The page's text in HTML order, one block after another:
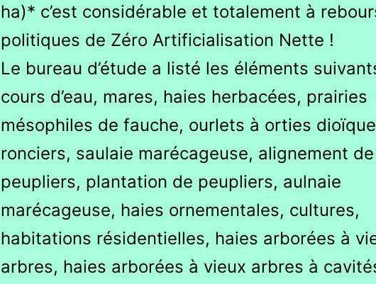
ha)* c’est considérable et totalement à
politiques de Zéro Artificialisation Nette !
Le bureau d’étude a listé les éléments
cours d’eau, mares, haies herbacées, prairies
mésophiles de fauche, ourlets à orties
ronciers, saulaie marécageuse, alignement de
peupliers, plantation de peupliers, aulnaie
marécageuse, haies ornementales, cultures,
habitations résidentielles, haies arborées à
arbres, haies arborées à vieux arbres à